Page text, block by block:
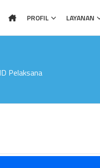
PROFIL LAYANAN
Pelaksana